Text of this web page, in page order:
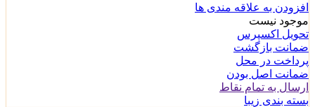
افزودن به علاقه مندی ها
موجود نیست
تحویل اکسپرس
ضمانت بازگشت
پرداخت در محل
ضمانت اصل بودن
ارسال به تمام نقاط
بسته بندی زیبا